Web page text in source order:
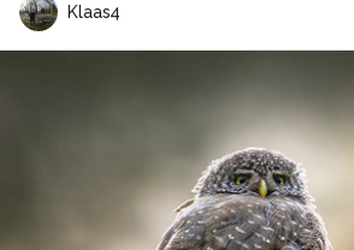
Klaas4